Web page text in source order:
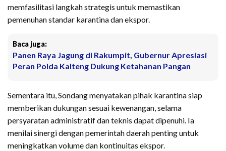
memfasilitasi langkah strategis untuk memastikan
pemenuhan standar karantina dan ekspor.
Baca juga:
Panen Raya Jagung di Rakumpit, Gubernur Apresiasi
Peran Polda Kalteng Dukung Ketahanan Pangan
Sementara itu, Sondang menyatakan pihak karantina siap
memberikan dukungan sesuai kewenangan, selama
persyaratan administratif dan teknis dapat dipenuhi. Ia
menilai sinergi dengan pemerintah daerah penting untuk
meningkatkan volume dan kontinuitas ekspor.